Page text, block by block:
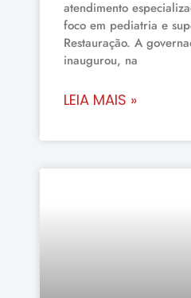
atendimento
foco em pediatria e
Restauração. A
inaugurou, na
LEIA MAIS »